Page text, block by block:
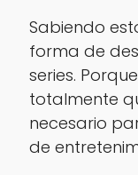
Sabiendo
forma de
series.
totalmente
necesario
de